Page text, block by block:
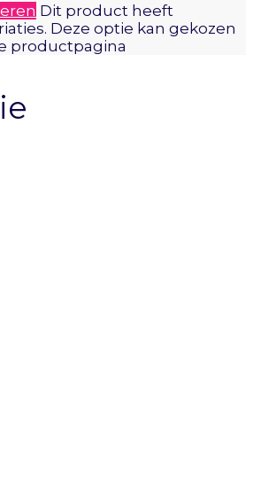
Dit product heeft
Deze optie kan gekozen
productpagina